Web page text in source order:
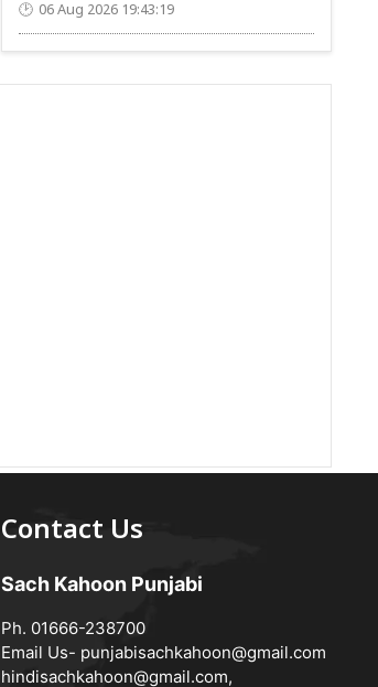
06 Aug 2026 19:43:19
Contact Us
Sach Kahoon Punjabi
Ph. 01666-238700
Email Us- punjabisachkahoon@gmail.com
hindisachkahoon@gmail.com,